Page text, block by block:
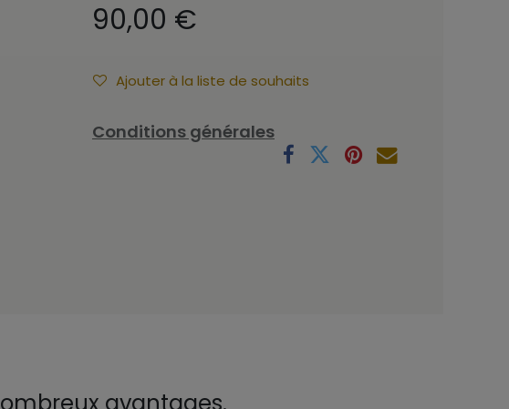
90,00 €
Ajouter à la liste de souhaits
Conditions générales